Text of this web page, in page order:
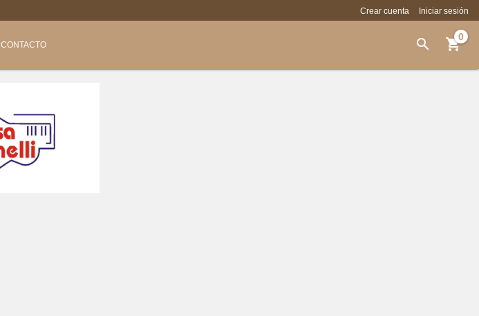

Crear cuenta Iniciar sesión
CONTACTO 0
